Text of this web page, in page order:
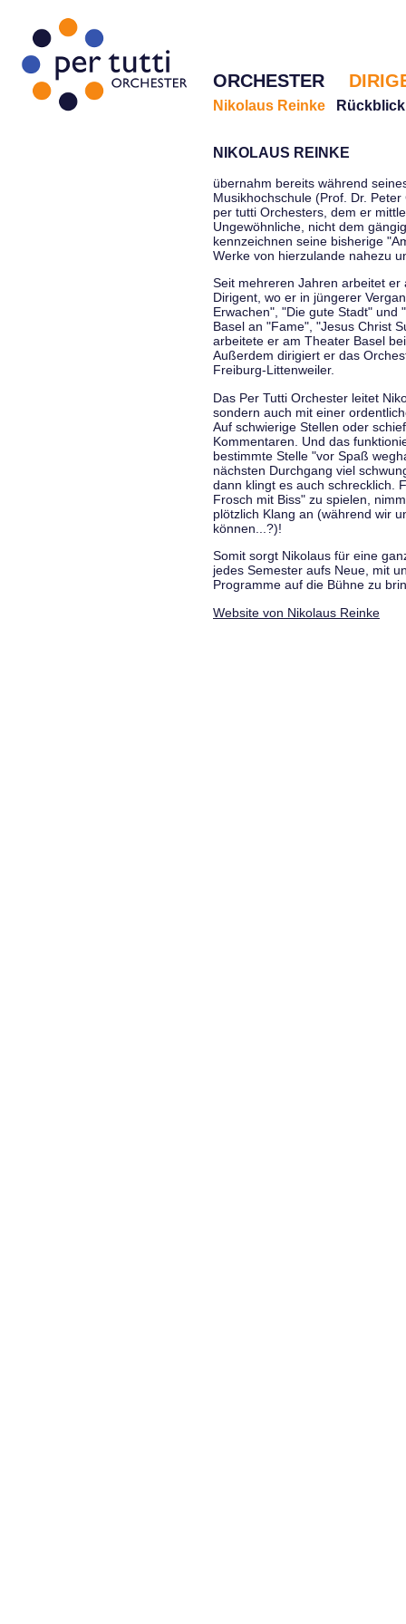
ORCHESTER
Nikolaus Reinke Rückblick
NIKOLAUS REINKE
übernahm bereits während
Musikhochschule (Prof. Dr.
per tutti Orchesters, dem er
Ungewöhnliche, nicht dem
kennzeichnen seine bisherige
Werke von hierzulande nahezu
Seit mehreren Jahren arbeitet
Dirigent, wo er in jüngerer
Erwachen", "Die gute Stadt" und
Basel an "Fame", "Jesus Christ
arbeitete er am Theater Basel
Außerdem dirigiert er das
Freiburg-Littenweiler.
Das Per Tutti Orchester leitet
sondern auch mit einer
Auf schwierige Stellen oder
Kommentaren. Und das
bestimmte Stelle "vor Spaß
nächsten Durchgang viel
dann klingt es auch schrecklich.
Frosch mit Biss" zu spielen,
plötzlich Klang an (während wir
können...?)!
Somit sorgt Nikolaus für eine
jedes Semester aufs Neue, mit
Programme auf die Bühne zu
Website von Nikolaus Reinke